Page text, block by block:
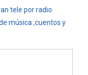
tele por radio
música ,cuentos y